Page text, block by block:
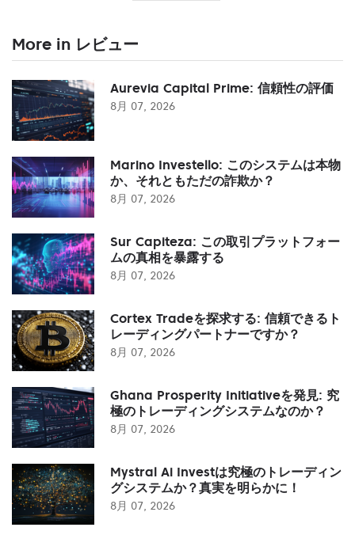
More in レビュー
Aurevia Capital Prime: 信頼性の評価
8月 07, 2026
Marino Investello: このシステムは本物
か、それともただの詐欺か？
8月 07, 2026
Sur Capiteza: この取引プラットフォー
ムの真相を暴露する
8月 07, 2026
Cortex Tradeを探求する: 信頼できるト
レーディングパートナーですか？
8月 07, 2026
Ghana Prosperity Initiativeを発見: 究
極のトレーディングシステムなのか？
8月 07, 2026
Mystral Ai Investは究極のトレーディン
グシステムか？真実を明らかに！
8月 07, 2026